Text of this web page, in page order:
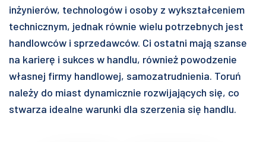
inżynierów, technologów i osoby z wykształceniem
technicznym, jednak równie wielu potrzebnych jest
handlowców i sprzedawców. Ci ostatni mają szanse
na karierę i sukces w handlu, również powodzenie
własnej firmy handlowej, samozatrudnienia. Toruń
należy do miast dynamicznie rozwijających się, co
stwarza idealne warunki dla szerzenia się handlu.